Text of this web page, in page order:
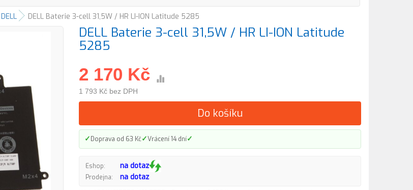
DELL DELL Baterie 3-cell 31,5W / HR LI-ION Latitude 5285
DELL Baterie 3-cell 31,5W / HR LI-ION Latitude
5285
2 170 Kč
1 793 Kč bez DPH
Do košíku
✓Doprava od 63 Kč✓Vrácení 14 dní✓
Eshop: na dotaz
Prodejna: na dotaz